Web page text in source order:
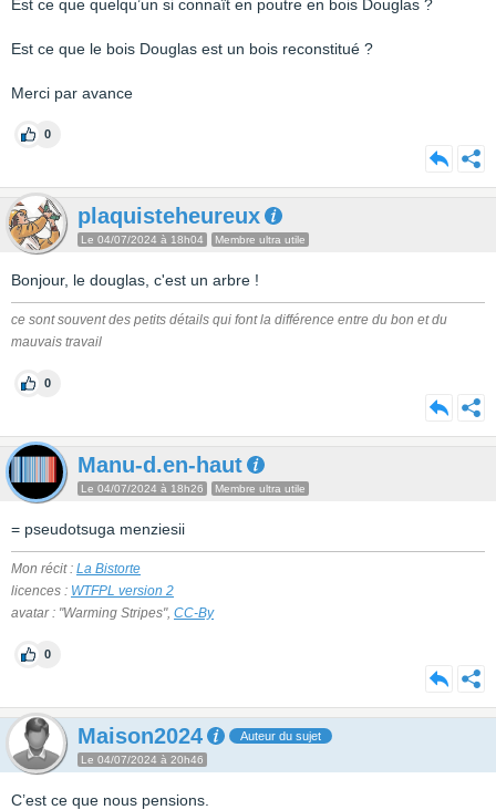
Est ce que quelqu’un si connaît en poutre en bois Douglas ?
Est ce que le bois Douglas est un bois reconstitué ?
Merci par avance
0
plaquisteheureux
Le 04/07/2024 à 18h04 Membre ultra utile
Bonjour, le douglas, c'est un arbre !
ce sont souvent des petits détails qui font la différence entre du bon et du
mauvais travail
0
Manu-d.en-haut
Le 04/07/2024 à 18h26 Membre ultra utile
= pseudotsuga menziesii
Mon récit : La Bistorte
licences : WTFPL version 2
avatar : "Warming Stripes", CC-By
0
Maison2024 Auteur du sujet
Le 04/07/2024 à 20h46
C’est ce que nous pensions.